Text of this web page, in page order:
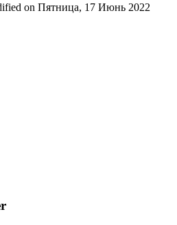
on Пятница, 17 Июнь 2022